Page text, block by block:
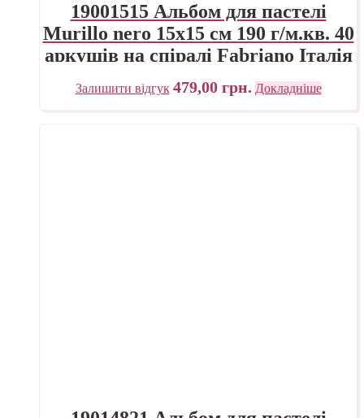
19001515 Альбом для пастелі
Murillo nero 15х15 см 190 г/м.кв. 40
аркушів на спіралі Fabriano Італія
Залишити відгук 479,00 грн. Докладніше